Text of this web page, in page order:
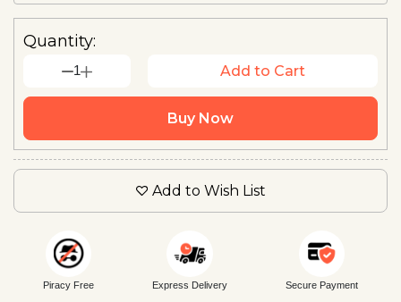
Quantity:
1 Add to Cart
Buy Now
Add to Wish List
Piracy Free Express Delivery Secure Payment